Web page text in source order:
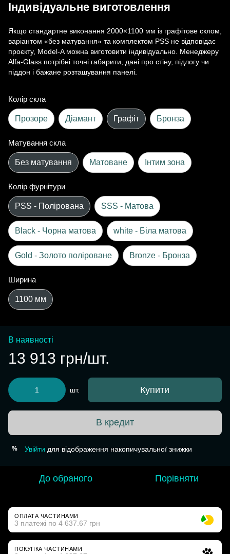
Індивідуальне виготовлення
Якщо стандартне виконання 2000×1100 мм із графітове склом,
варіантом «без матування» та комплектом PSS не відповідає
проєкту, Model-A можна виготовити індивідуально. Менеджеру
Alfa-Glass потрібні точні габарити, дані про стіну, підлогу чи
піддон і бажане розташування панелі.
Колір скла
Прозоре Діамант Графіт Бронза
Матування скла
Без матування Матоване Інтим зона
Колір фурнітури
PSS - Полірована SSS - Матова
Black - Чорна матова white - Біла матова
Gold - Золото поліроване Bronze - Бронза
Ширина
1100 мм
В наявності
13 913 грн/шт.
шт. Купити
В кредит
% Увійти для відображення накопичувальної знижки
До обраного Порівняти
ОПЛАТА ЧАСТИНАМИ
3 платежі по 4 637.67 грн
ПОКУПКА ЧАСТИНАМИ